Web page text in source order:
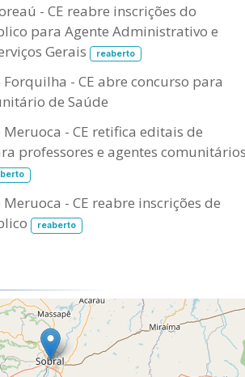
- CE reabre inscrições do
para Agente Administrativo e
Gerais
reaberto
- CE abre concurso para
de Saúde
- CE retifica editais de
professores e agentes
- CE reabre inscrições de
reaberto